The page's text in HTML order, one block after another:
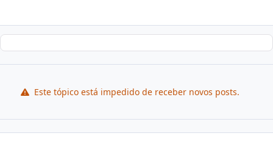
Este tópico está impedido de receber novos posts.